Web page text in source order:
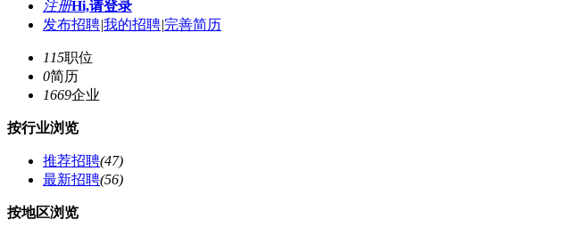
注册Hi,请登录
发布招聘|我的招聘|完善简历
115职位
0简历
1669企业
按行业浏览
推荐招聘(47)
最新招聘(56)
按地区浏览